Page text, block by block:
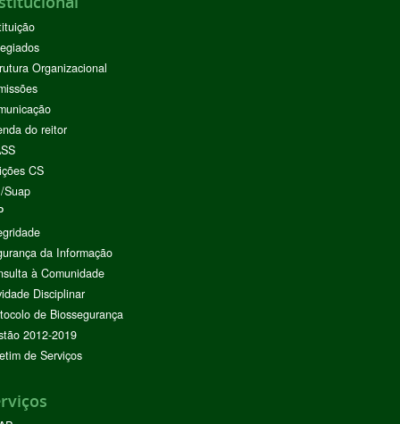
Organizacional
do reitor
CS
Suap
da Informação
à Comunidade
Disciplinar
de Biossegurança
2012-2019
de Serviços